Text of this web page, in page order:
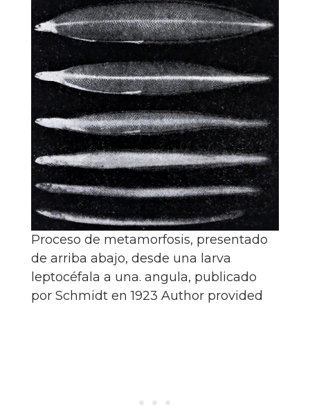
Proceso de metamorfosis, presentado
de arriba abajo, desde una larva
leptocéfala a una. angula, publicado
por Schmidt en 1923 Author provided